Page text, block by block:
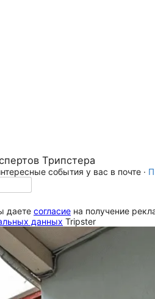
Трипстера
события у вас в почте ·
даете согласие на получение
данных Tripster